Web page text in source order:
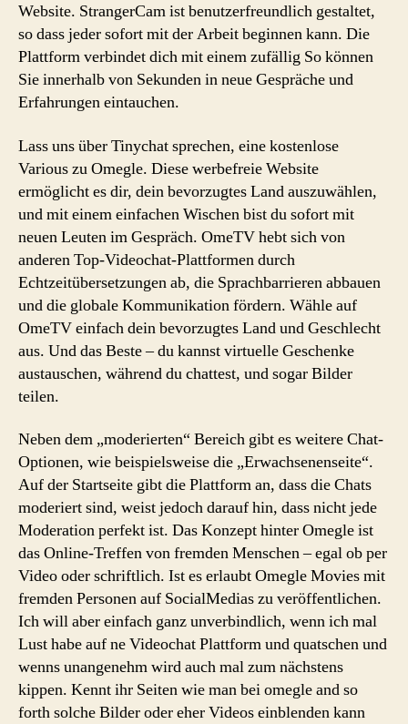
Website. StrangerCam ist benutzerfreundlich gestaltet,
so dass jeder sofort mit der Arbeit beginnen kann. Die
Plattform verbindet dich mit einem zufällig So können
Sie innerhalb von Sekunden in neue Gespräche und
Erfahrungen eintauchen.
Lass uns über Tinychat sprechen, eine kostenlose
Various zu Omegle. Diese werbefreie Website
ermöglicht es dir, dein bevorzugtes Land auszuwählen,
und mit einem einfachen Wischen bist du sofort mit
neuen Leuten im Gespräch. OmeTV hebt sich von
anderen Top-Videochat-Plattformen durch
Echtzeitübersetzungen ab, die Sprachbarrieren abbauen
und die globale Kommunikation fördern. Wähle auf
OmeTV einfach dein bevorzugtes Land und Geschlecht
aus. Und das Beste – du kannst virtuelle Geschenke
austauschen, während du chattest, und sogar Bilder
teilen.
Neben dem „moderierten“ Bereich gibt es weitere Chat-
Optionen, wie beispielsweise die „Erwachsenenseite“.
Auf der Startseite gibt die Plattform an, dass die Chats
moderiert sind, weist jedoch darauf hin, dass nicht jede
Moderation perfekt ist. Das Konzept hinter Omegle ist
das Online-Treffen von fremden Menschen – egal ob per
Video oder schriftlich. Ist es erlaubt Omegle Movies mit
fremden Personen auf SocialMedias zu veröffentlichen.
Ich will aber einfach ganz unverbindlich, wenn ich mal
Lust habe auf ne Videochat Plattform und quatschen und
wenns unangenehm wird auch mal zum nächstens
kippen. Kennt ihr Seiten wie man bei omegle and so
forth solche Bilder oder eher Videos einblenden kann